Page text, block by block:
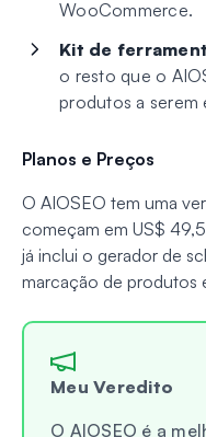
WooCommerce.
Kit de
o resto que o
produtos a serem
Planos e Preços
O AIOSEO tem uma
começam em US$
já inclui o gerador de
marcação de produtos
Meu Veredito
O AIOSEO é a